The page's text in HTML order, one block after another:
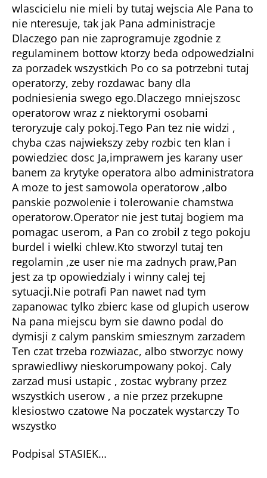
wlascicielu nie mieli by tutaj wejscia Ale Pana to
nie nteresuje, tak jak Pana administracje
Dlaczego pan nie zaprogramuje zgodnie z
regulaminem bottow ktorzy beda odpowedzialni
za porzadek wszystkich Po co sa potrzebni tutaj
operatorzy, zeby rozdawac bany dla
podniesienia swego ego.Dlaczego mniejszosc
operatorow wraz z niektorymi osobami
teroryzuje caly pokoj.Tego Pan tez nie widzi ,
chyba czas najwiekszy zeby rozbic ten klan i
powiedziec dosc Ja,imprawem jes karany user
banem za krytyke operatora albo administratora
A moze to jest samowola operatorow ,albo
panskie pozwolenie i tolerowanie chamstwa
operatorow.Operator nie jest tutaj bogiem ma
pomagac userom, a Pan co zrobil z tego pokoju
burdel i wielki chlew.Kto stworzyl tutaj ten
regolamin ,ze user nie ma zadnych praw,Pan
jest za tp opowiedzialy i winny calej tej
sytuacji.Nie potrafi Pan nawet nad tym
zapanowac tylko zbierc kase od glupich userow
Na pana miejscu bym sie dawno podal do
dymisji z calym panskim smiesznym zarzadem
Ten czat trzeba rozwiazac, albo stworzyc nowy
sprawiedliwy nieskorumpowany pokoj. Caly
zarzad musi ustapic , zostac wybrany przez
wszystkich userow , a nie przez przekupne
klesiostwo czatowe Na poczatek wystarczy To
wszystko
Podpisal STASIEK…